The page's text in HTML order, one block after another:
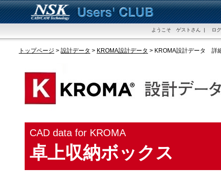
ようこそ ゲストさん | ロ
トップページ > 設計データ > KROMA設計データ > KROMA設計データ 詳
CAD data for KROMA
卓上収納ボックス